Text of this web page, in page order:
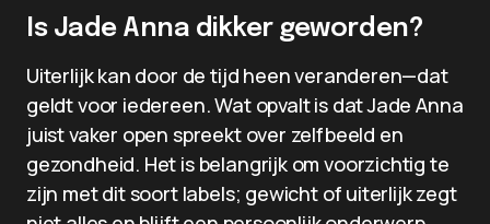
Is Jade Anna dikker geworden?
Uiterlijk kan door de tijd heen veranderen—dat
geldt voor iedereen. Wat opvalt is dat Jade Anna
juist vaker open spreekt over zelfbeeld en
gezondheid. Het is belangrijk om voorzichtig te
zijn met dit soort labels; gewicht of uiterlijk zegt